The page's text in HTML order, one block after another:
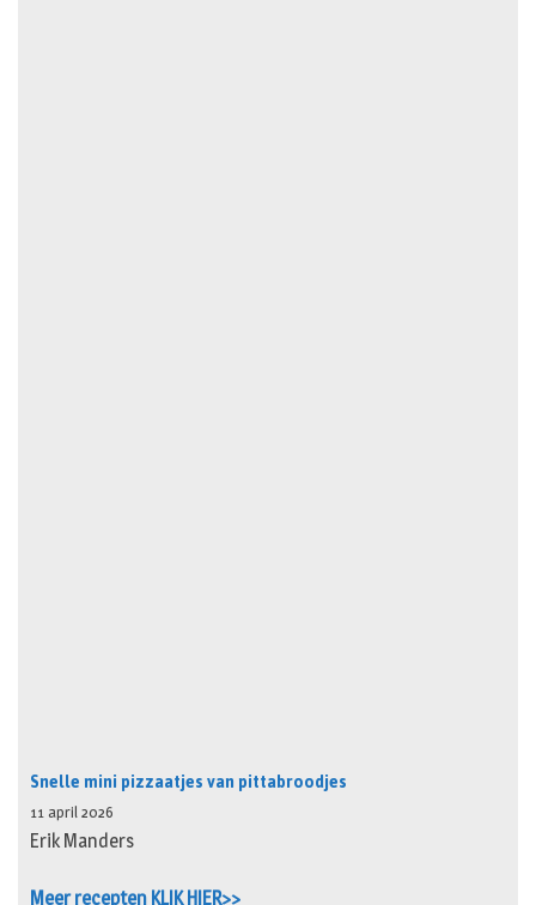
Snelle mini pizzaatjes van pittabroodjes
11 april 2026
Erik Manders
Meer recepten KLIK HIER>>